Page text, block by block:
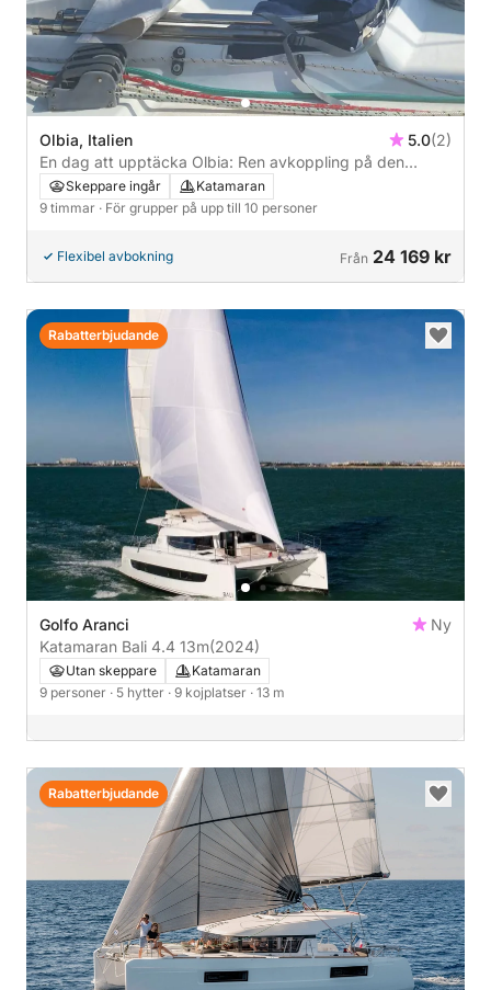
Olbia, Italien 5.0(2)
En dag att upptäcka Olbia: Ren avkoppling på den
italienska blå havet
Skeppare ingår
Katamaran
9 timmar · För grupper på upp till 10 personer
Flexibel avbokning Från 24 169 kr
Golfo Aranci
Ny
Katamaran Bali 4.4 13m(2024)
Utan skeppare
Katamaran
9 personer · 5 hytter · 9 kojplatser · 13 m
Rabatterbjudande
Rabatterbjudande